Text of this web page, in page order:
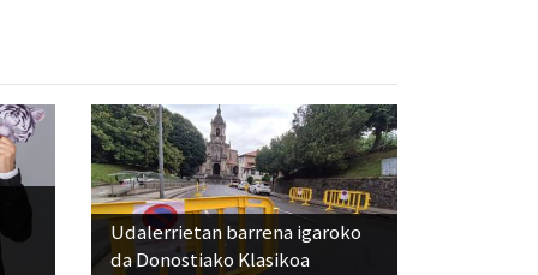
Udalerrietan barrena igaroko
da Donostiako Klasikoa